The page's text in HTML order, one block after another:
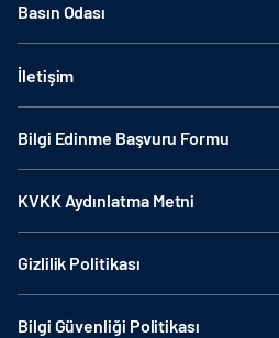
Basın Odası
İletişim
Bilgi Edinme Başvuru Formu
KVKK Aydınlatma Metni
Gizlilik Politikası
Bilgi Güvenliği Politikası